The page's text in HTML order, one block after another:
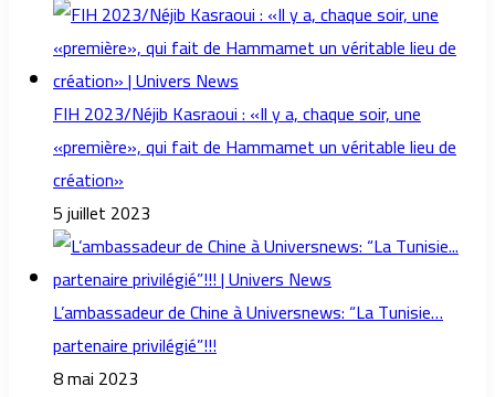
FIH 2023/Néjib Kasraoui : «Il y a, chaque soir, une
«première», qui fait de Hammamet un véritable lieu de
création»
5 juillet 2023
L’ambassadeur de Chine à Universnews: “La Tunisie…
partenaire privilégié”!!!
8 mai 2023